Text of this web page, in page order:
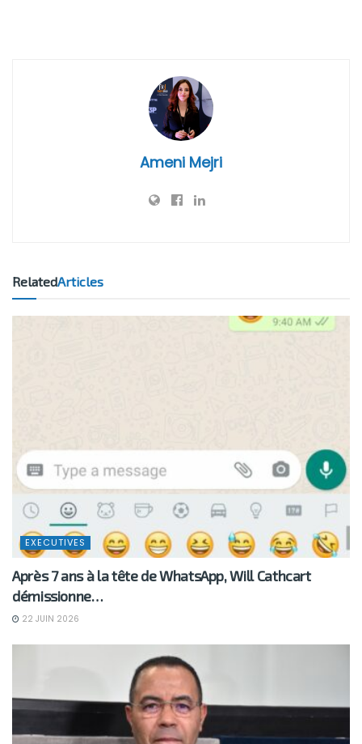
Ameni Mejri
RelatedArticles
EXECUTIVES
Après 7 ans à la tête de WhatsApp, Will Cathcart
démissionne…
22 JUIN 2026